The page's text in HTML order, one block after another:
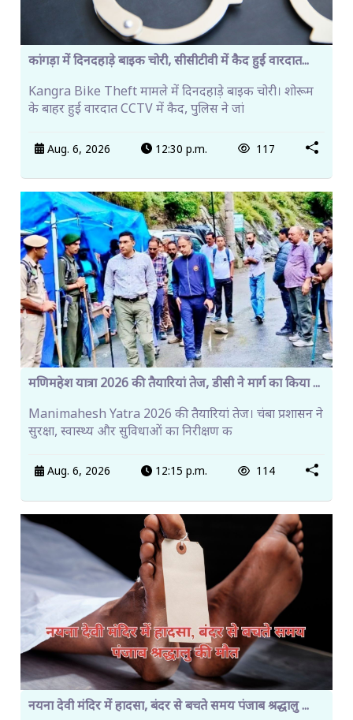
कांगड़ा में दिनदहाड़े बाइक चोरी, सीसीटीवी में कैद हुई वारदात...
Kangra Bike Theft मामले में दिनदहाड़े बाइक चोरी। शोरूम
के बाहर हुई वारदात CCTV में कैद, पुलिस ने जां
Aug. 6, 2026 12:30 p.m. 117
मणिमहेश यात्रा 2026 की तैयारियां तेज, डीसी ने मार्ग का किया ...
Manimahesh Yatra 2026 की तैयारियां तेज। चंबा प्रशासन ने
सुरक्षा, स्वास्थ्य और सुविधाओं का निरीक्षण क
Aug. 6, 2026 12:15 p.m. 114
नयना देवी मंदिर में हादसा, बंदर से बचते समय पंजाब श्रद्धालु ...